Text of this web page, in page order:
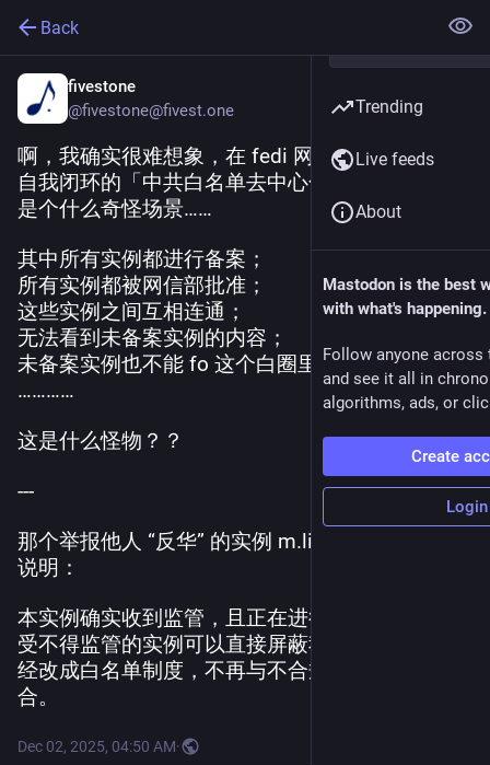
Back
fivestone
@fivestone@fivest.one
啊，我确实很难想象，在 fedi 网络中，存在一个
自我闭环的「中共白名单去中心化社交网络」，
是个什么奇怪场景……
其中所有实例都进行备案；
所有实例都被网信部批准；
这些实例之间互相连通；
无法看到未备案实例的内容；
未备案实例也不能 fo 这个白圈里的账号；
…………
这是什么怪物？？
---
那个举报他人 “反华” 的实例 m.lilingyi-awa.top 的
说明：
本实例确实收到监管，且正在进行ICP备案，各位
受不得监管的实例可以直接屏蔽我们。我们也已
经改成白名单制度，不再与不合规的实例进行联
合。
Dec 02, 2025, 04:50 AM·
Trending
Live feeds
About
Mastodon is the best
with what's happening.
Follow anyone across
and see it all in
algorithms, ads, or
Create
Login